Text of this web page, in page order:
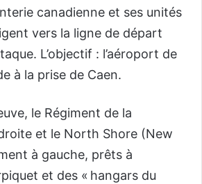
canadienne et ses unités
vers la ligne de départ
L’objectif : l’aéroport de
à la prise de Caen.
le Régiment de la
et le North Shore (New
à gauche, prêts à
et des « hangars du